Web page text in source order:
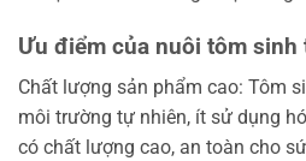
Ưu điểm của nuôi tôm sinh
Chất lượng sản phẩm cao: Tôm
môi trường tự nhiên, ít sử dụng
có chất lượng cao, an toàn cho